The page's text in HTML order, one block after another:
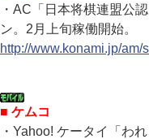
・AC「日本将棋連盟公
ン。2月上旬稼働開始。
http://www.konami.jp/am/
■ ケムコ
・Yahoo! ケータイ「わ